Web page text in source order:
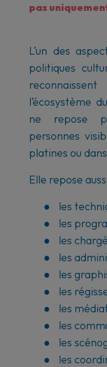
pas
L’un des
politiques
l’écosystème
ne repose
personnes
platines ou
Elle repose
●
les
●
les
●
les
●
les
●
les
●
les
●
les
●
les
●
les
●
les